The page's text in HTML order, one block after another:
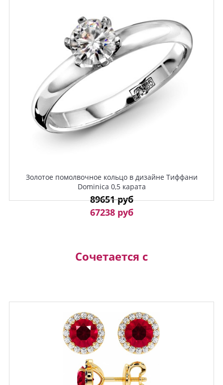
Золотое помолвочное кольцо в дизайне Тиффани
Dominica 0,5 карата
89651 руб
67238 руб
Сочетается с